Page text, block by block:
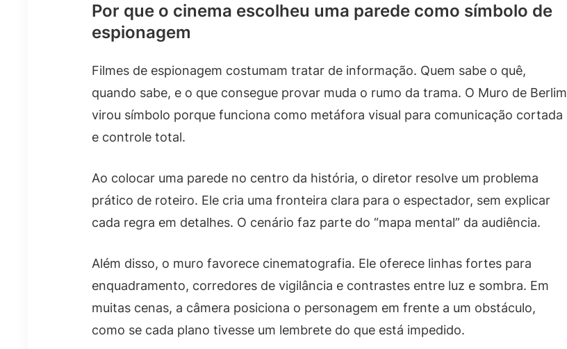
Por que o cinema escolheu uma parede como símbolo de
espionagem
Filmes de espionagem costumam tratar de informação. Quem sabe o quê,
quando sabe, e o que consegue provar muda o rumo da trama. O Muro de Berlim
virou símbolo porque funciona como metáfora visual para comunicação cortada
e controle total.
Ao colocar uma parede no centro da história, o diretor resolve um problema
prático de roteiro. Ele cria uma fronteira clara para o espectador, sem explicar
cada regra em detalhes. O cenário faz parte do “mapa mental” da audiência.
Além disso, o muro favorece cinematografia. Ele oferece linhas fortes para
enquadramento, corredores de vigilância e contrastes entre luz e sombra. Em
muitas cenas, a câmera posiciona o personagem em frente a um obstáculo,
como se cada plano tivesse um lembrete do que está impedido.